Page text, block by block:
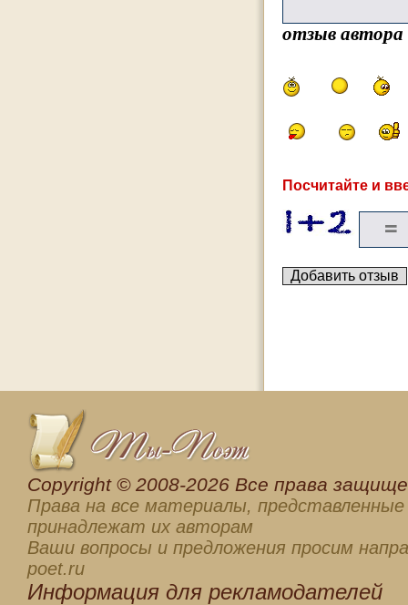
отзыв
Посчитайте и
Сopyright © 2008-2026 Все права
Права на все материалы, представленные
принадлежат их авторам
Ваши вопросы и предложения просим
poet.ru
Информация для рекламодателей